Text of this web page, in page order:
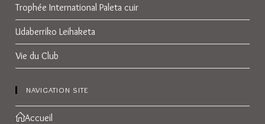
Trophée International Paleta cuir
Udaberriko Leihaketa
Vie du Club
NAVIGATION SITE
Accueil